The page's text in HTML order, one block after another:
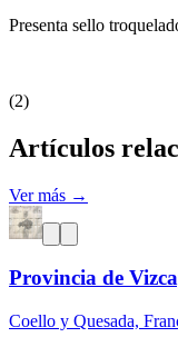
Presenta sello
(2)
Artículos
Ver más →
Provincia de
Coello y Quesada,